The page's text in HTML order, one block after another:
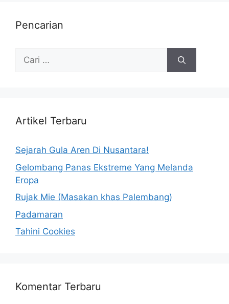
Pencarian
Artikel Terbaru
Sejarah Gula Aren Di Nusantara!
Gelombang Panas Ekstreme Yang Melanda
Eropa
Rujak Mie (Masakan khas Palembang)
Padamaran
Tahini Cookies
Komentar Terbaru